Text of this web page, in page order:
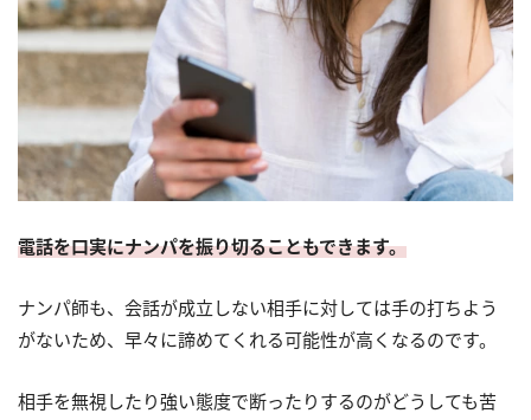
電話を口実にナンパを振り切ることもできます。
ナンパ師も、会話が成立しない相手に対しては手の打ちよう
がないため、早々に諦めてくれる可能性が高くなるのです。
相手を無視したり強い態度で断ったりするのがどうしても苦